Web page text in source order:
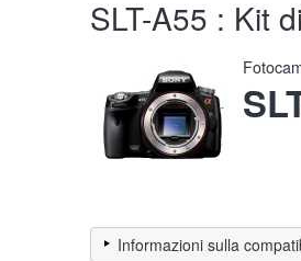
SLT-A55 : Kit
Informazioni sulla